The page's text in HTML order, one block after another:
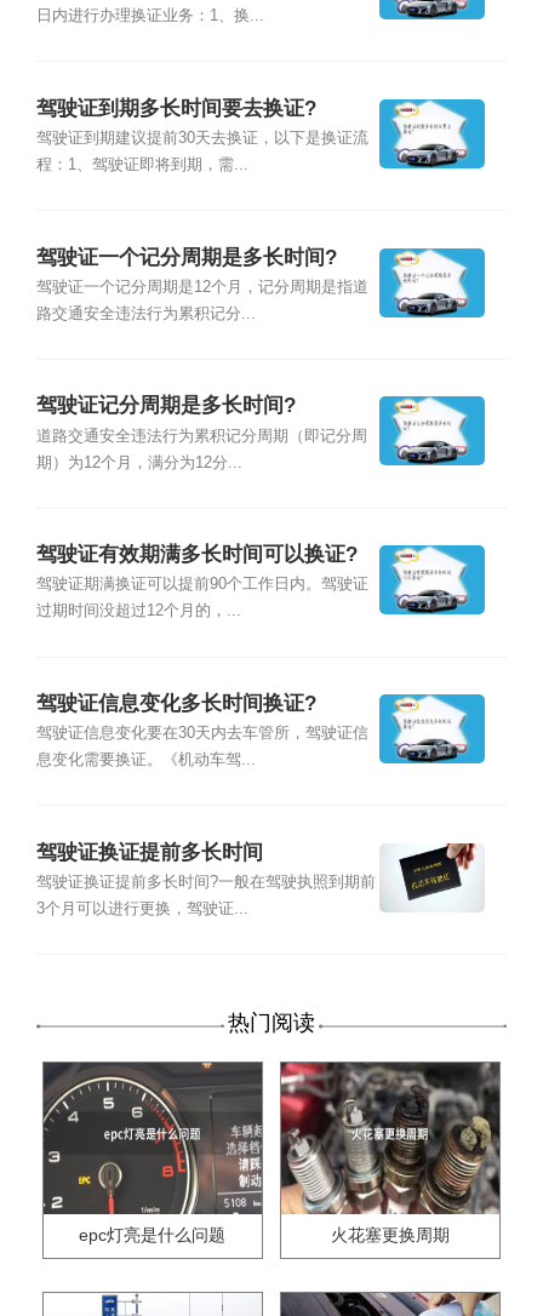
日内进行办理换证业务：1、换...
驾驶证到期多长时间要去换证?
驾驶证到期建议提前30天去换证，以下是换证流
程：1、驾驶证即将到期，需...
驾驶证一个记分周期是多长时间?
驾驶证一个记分周期是12个月，记分周期是指道
路交通安全违法行为累积记分...
驾驶证记分周期是多长时间?
道路交通安全违法行为累积记分周期（即记分周
期）为12个月，满分为12分...
驾驶证有效期满多长时间可以换证?
驾驶证期满换证可以提前90个工作日内。驾驶证
过期时间没超过12个月的，...
驾驶证信息变化多长时间换证?
驾驶证信息变化要在30天内去车管所，驾驶证信
息变化需要换证。《机动车驾...
驾驶证换证提前多长时间
驾驶证换证提前多长时间?一般在驾驶执照到期前
3个月可以进行更换，驾驶证...
热门阅读
epc灯亮是什么问题 火花塞更换周期